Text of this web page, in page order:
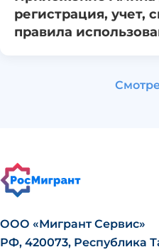
регистрация, учет,
правила
ООО «Мигрант Сервис»
РФ, 420073, Республика